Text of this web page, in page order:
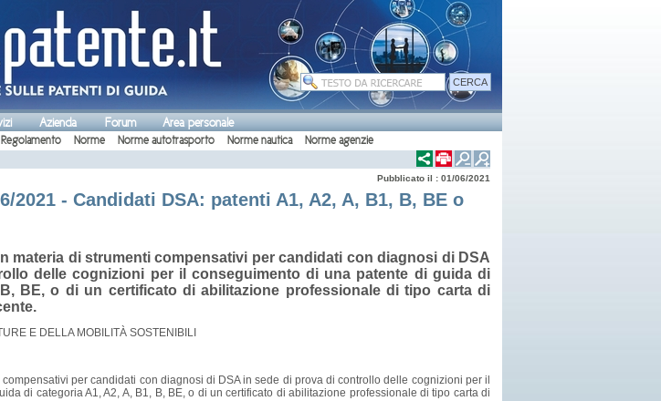
Azienda Forum Area personale
Regolamento Norme Norme autotrasporto Norme nautica
Norme agenzie
Pubblicato il : 01/06/2021
2021 - Candidati DSA: patenti A1, A2, A, B1, B, BE o
materia di strumenti compensativi per candidati con diagnosi di DSA
delle cognizioni per il conseguimento di una patente di guida di
BE, o di un certificato di abilitazione professionale di tipo carta di
E DELLA MOBILITÀ SOSTENIBILI
per candidati con diagnosi di DSA in sede di prova di controllo delle cognizioni per il
di categoria A1, A2, A, B1, B, BE, o di un certificato di abilitazione professionale di tipo carta di